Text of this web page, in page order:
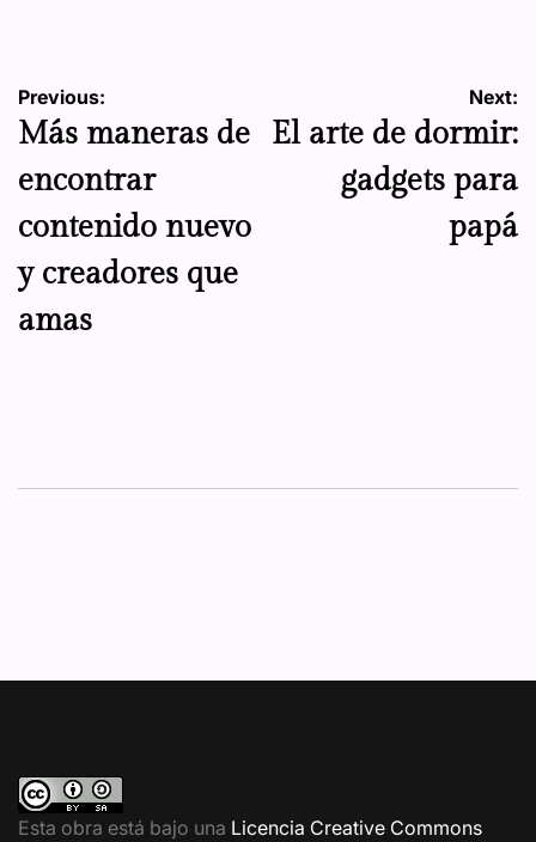
Navegación
de
entradas
Previous:
Más maneras de
encontrar
contenido nuevo
y creadores que
amas
Next:
El arte de dormir:
gadgets para
papá
Esta obra está bajo una Licencia Creative Commons